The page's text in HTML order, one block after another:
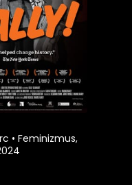
• Feminizmus,